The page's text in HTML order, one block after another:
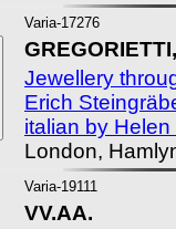
Varia-17276
Jewellery
Erich
italian by
London,
Varia-19111
VV.AA.